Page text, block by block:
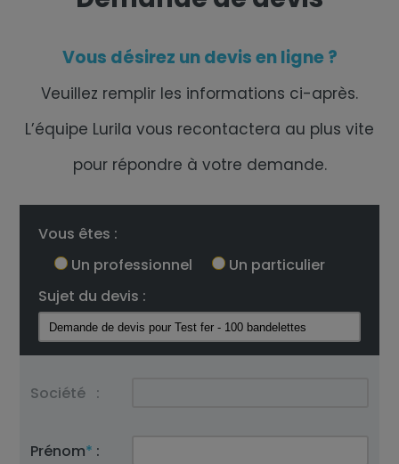
Vous désirez un devis en ligne ?
Veuillez remplir les informations ci-après.
L’équipe Lurila vous recontactera au plus vite
pour répondre à votre demande.
Vous êtes :
Un professionnel
Un particulier
Sujet du devis :
Société :
Prénom* :